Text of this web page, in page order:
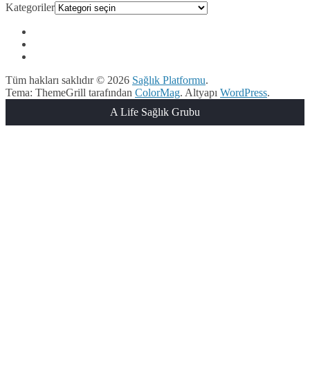
Kategoriler
Tüm hakları saklıdır © 2026 Sağlık Platformu.
Tema: ThemeGrill tarafından ColorMag. Altyapı WordPress.
A Life Sağlık Grubu